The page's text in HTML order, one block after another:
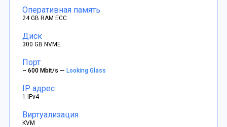
Оперативная память
24 GB RAM ECC
Диск
300 GB NVME
Порт
~ 600 Mbit/s —Looking Glass
IP адрес
1 IPv4
Виртуализация
KVM